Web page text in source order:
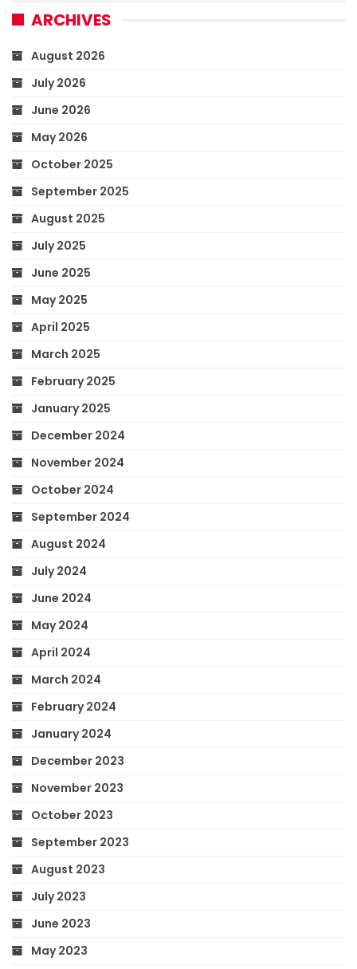
ARCHIVES
August 2026
July 2026
June 2026
May 2026
October 2025
September 2025
August 2025
July 2025
June 2025
May 2025
April 2025
March 2025
February 2025
January 2025
December 2024
November 2024
October 2024
September 2024
August 2024
July 2024
June 2024
May 2024
April 2024
March 2024
February 2024
January 2024
December 2023
November 2023
October 2023
September 2023
August 2023
July 2023
June 2023
May 2023